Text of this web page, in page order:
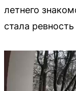
летнего
стала